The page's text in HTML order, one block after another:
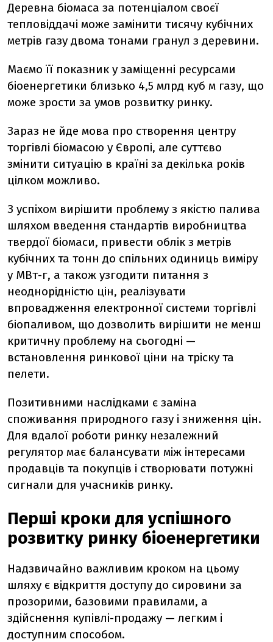
Деревна біомаса за потенціалом своєї
тепловіддачі може замінити тисячу кубічних
метрів газу двома тонами гранул з деревини.
Маємо її показник у заміщенні ресурсами
біоенергетики близько 4,5 млрд куб м газу, що
може зрости за умов розвитку ринку.
Зараз не йде мова про створення центру
торгівлі біомасою у Європі, але суттєво
змінити ситуацію в країні за декілька років
цілком можливо.
З успіхом вирішити проблему з якістю палива
шляхом введення стандартів виробництва
твердої біомаси, привести облік з метрів
кубічних та тонн до спільних одиниць виміру
у МВт-г, а також узгодити питання з
неоднорідністю цін, реалізувати
впровадження електронної системи торгівлі
біопаливом, що дозволить вирішити не менш
критичну проблему на сьогодні —
встановлення ринкової ціни на тріску та
пелети.
Позитивними наслідками є заміна
споживання природного газу і зниження цін.
Для вдалої роботи ринку незалежний
регулятор має балансувати між інтересами
продавців та покупців і створювати потужні
сигнали для учасників ринку.
Перші кроки для успішного
розвитку ринку біоенергетики
Надзвичайно важливим кроком на цьому
шляху є відкриття доступу до сировини за
прозорими, базовими правилами, а
здійснення купівлі-продажу — легким і
доступним способом.